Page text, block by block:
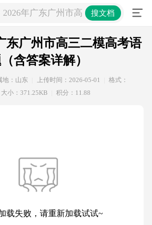
2026年广东广州市高三二模高考语文
搜文档
东广州市高三二模高考语
含答案详解）
地：山东 上传时间：2026-05-01
格式：
大小：371.25KB 积分：11.88
载失败，请重新加载试试~